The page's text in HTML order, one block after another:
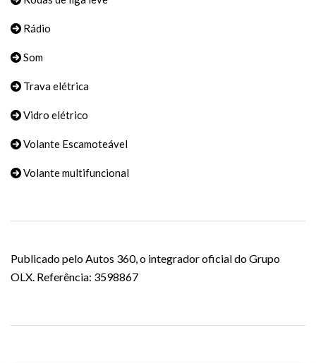
Rádio
Som
Trava elétrica
Vidro elétrico
Volante Escamoteável
Volante multifuncional
Publicado pelo Autos 360, o integrador oficial do Grupo
OLX. Referência: 3598867